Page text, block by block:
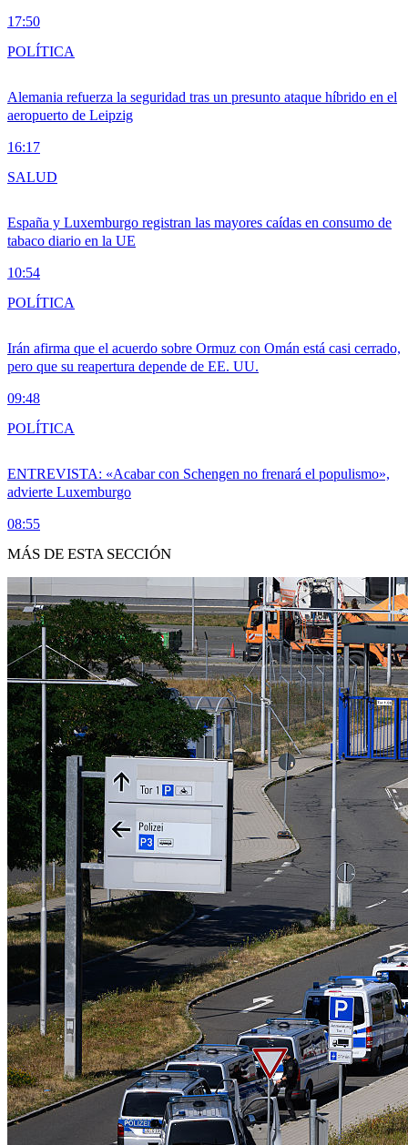
17:50
Alemania refuerza la seguridad tras un presunto ataque híbrido en el
aeropuerto de Leipzig
16:17
POLÍTICA
España y Luxemburgo registran las mayores caídas en consumo de
tabaco diario en la UE
10:54
SALUD
Irán afirma que el acuerdo sobre Ormuz con Omán está casi cerrado,
pero que su reapertura depende de EE. UU.
09:48
POLÍTICA
ENTREVISTA: «Acabar con Schengen no frenará el populismo»,
advierte Luxemburgo
08:55
POLÍTICA
MÁS DE ESTA SECCIÓN